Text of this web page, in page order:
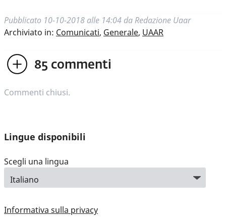
Pubblicato 10-10-2018 alle 14:04 da Redazione Uaar
Archiviato in: Comunicati, Generale, UAAR
85 commenti
Commenti chiusi.
Lingue disponibili
Scegli una lingua
Informativa sulla privacy